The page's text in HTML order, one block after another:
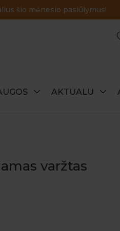
šio mėnesio pasiūlymus!
AKTUALU
varžtas